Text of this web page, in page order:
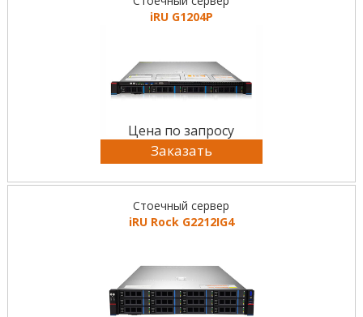
iRU G1204P
Цена по запросу
Заказать
Стоечный сервер
iRU Rock G2212IG4